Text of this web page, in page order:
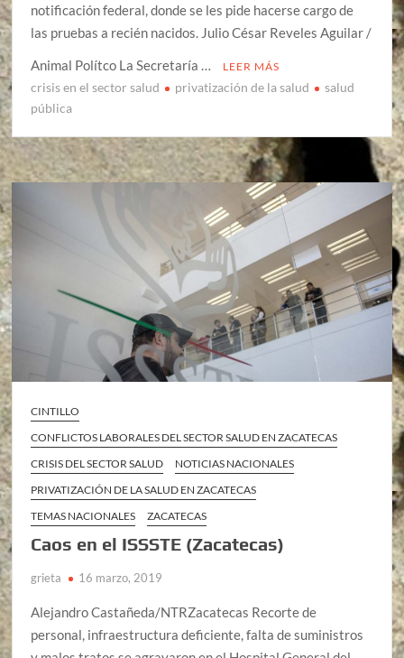
notificación federal, donde se les pide hacerse cargo de
las pruebas a recién nacidos. Julio César Reveles Aguilar /
Animal Polítco La Secretaría …
LEER MÁS
crisis en el sector salud privatización de la salud
salud
pública
CINTILLO
CONFLICTOS LABORALES DEL SECTOR SALUD EN ZACATECAS
CRISIS DEL SECTOR SALUD
NOTICIAS NACIONALES
PRIVATIZACIÓN DE LA SALUD EN ZACATECAS
TEMAS NACIONALES
ZACATECAS
Caos en el ISSSTE (Zacatecas)
grieta 16 marzo, 2019
Alejandro Castañeda/NTRZacatecas Recorte de
personal, infraestructura deficiente, falta de suministros